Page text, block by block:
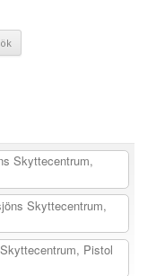
Skyttecentrum,
Skyttecentrum,
Pistol